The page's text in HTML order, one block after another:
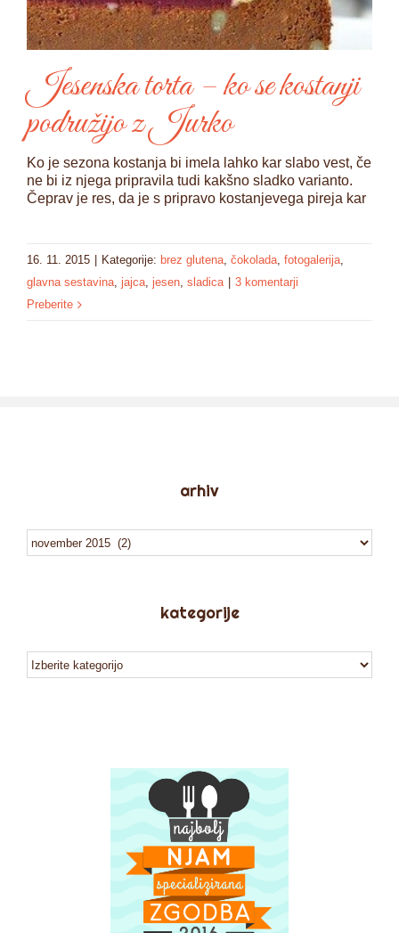
Jesenska torta – ko se kostanji
podružijo z Jurko
Ko je sezona kostanja bi imela lahko kar slabo vest, če
ne bi iz njega pripravila tudi kakšno sladko varianto.
Čeprav je res, da je s pripravo kostanjevega pireja kar
16. 11. 2015 Kategorije: brez glutena, čokolada, fotogalerija,
glavna sestavina, jajca, jesen, sladica
3 komentarji
Preberite
arhiv
arhiv
kategorije
kategorije